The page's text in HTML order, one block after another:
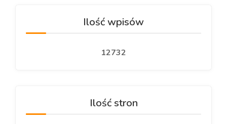
Ilość wpisów
12732
Ilość stron